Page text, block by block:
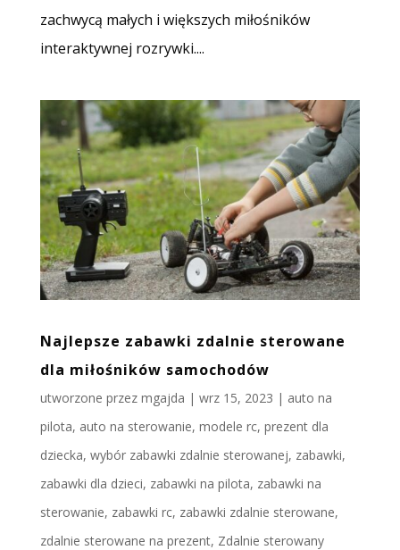
zachwycą małych i większych miłośników
interaktywnej rozrywki....
Najlepsze zabawki zdalnie sterowane
dla miłośników samochodów
utworzone przez mgajda | wrz 15, 2023 | auto na
pilota, auto na sterowanie, modele rc, prezent dla
dziecka, wybór zabawki zdalnie sterowanej, zabawki,
zabawki dla dzieci, zabawki na pilota, zabawki na
sterowanie, zabawki rc, zabawki zdalnie sterowane,
zdalnie sterowane na prezent, Zdalnie sterowany